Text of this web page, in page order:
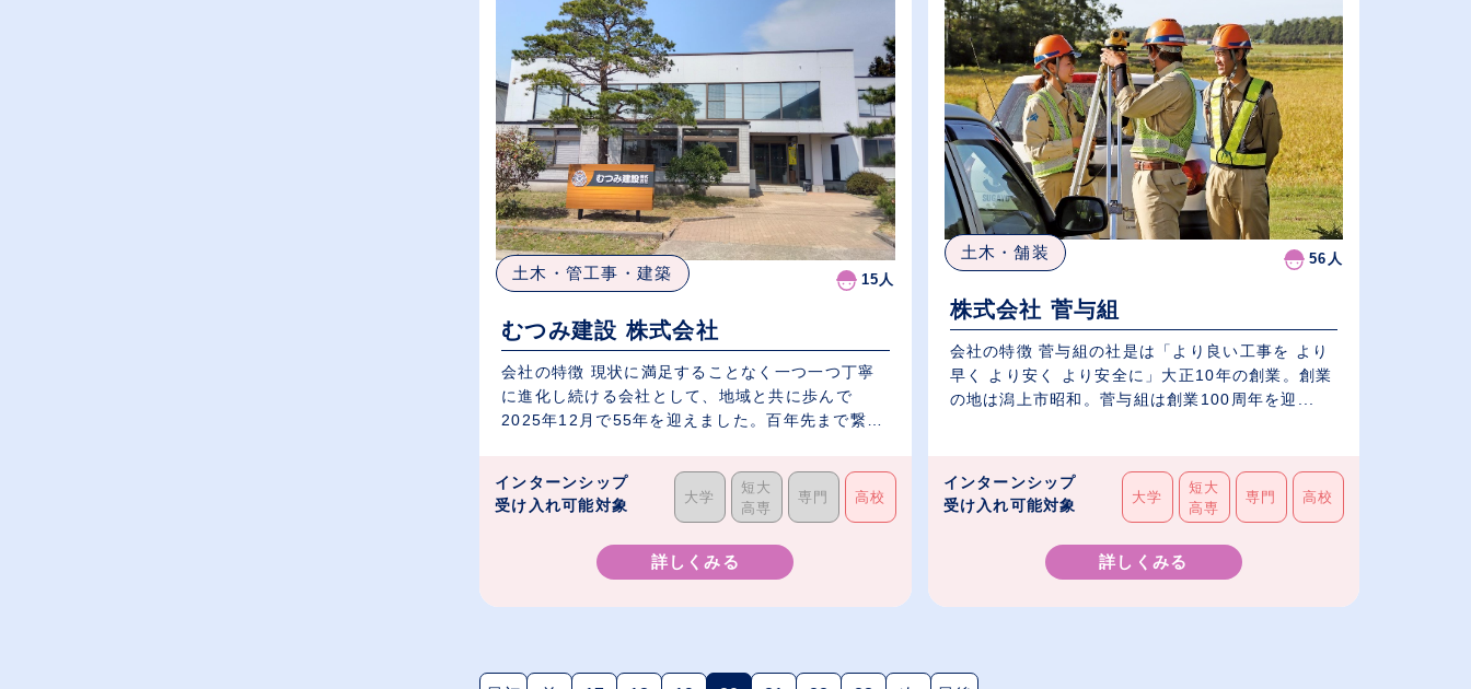
土木・管工事・建築 15人
むつみ建設 株式会社
会社の特徴 現状に満足することなく一つ一つ丁寧
に進化し続ける会社として、地域と共に歩んで
2025年12月で55年を迎えました。百年先まで繋ぐ
インターンシップ
受け入れ可能対象
大学
短大
高専
専門 高校
詳しくみる
土木・舗装 56人
株式会社 菅与組
会社の特徴 菅与組の社是は「より良い工事を より
早く より安く より安全に」大正10年の創業。創業
の地は潟上市昭和。菅与組は創業100周年を迎...
インターンシップ
受け入れ可能対象
大学
短大
高専
専門 高校
詳しくみる